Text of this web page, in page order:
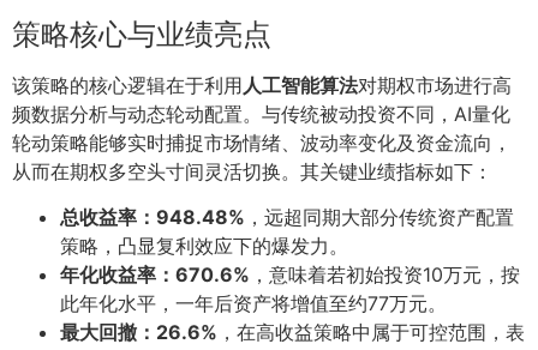
策略核心与业绩亮点
该策略的核心逻辑在于利用 人工智能算法对期权市场进行高
频数据分析与动态轮动配置。与传统被动投资不同，AI量化
轮动策略能够实时捕捉市场情绪、波动率变化及资金流向，
从而在期权多空头寸间灵活切换。其关键业绩指标如下：
总收益率：948.48% ，远超同期大部分传统资产配置
策略，凸显复利效应下的爆发力。
年化收益率：670.6% ，意味着若初始投资10万元，按
此年化水平，一年后资产将增值至约77万元。
最大回撤：26.6% ，在高收益策略中属于可控范围，表